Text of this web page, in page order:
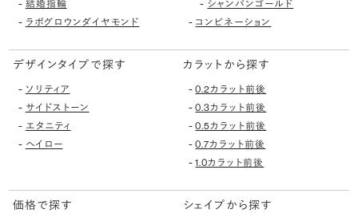
- 結婚指輪
- ラボグロウンダイヤモンド
- シャンパンゴールド
- コンビネーション
デザインタイプで探す
- ソリティア
- サイドストーン
- エタニティ
- ヘイロー
カラットから探す
-0.2カラット前後
-0.3カラット前後
-0.5カラット前後
-0.7カラット前後
-1.0カラット前後
価格で探す
シェイプから探す